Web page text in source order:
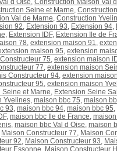
d Oise, Construction Maison Val
Seine et Marne,
Val de Marne, Construction
92, Extension 93, Extension 94,
, Extension IDF, Extension Ile de
78, extension maison 91,
maison 95, extension
75, extension maison
77, extension maison
Constructeur 94, extension
95, extension maison
Seine et Marne, Extension Seine
Yvelines, maison bbc 75, maison
93, maison bbc 94, maison bbc 95,
, maison bbc Ile de France,
, maison bbc Val d Oise, maison
Maison Constructeur 77, Maison
92, Maison Constructeur 93,
Essonne, Maison Constructeur